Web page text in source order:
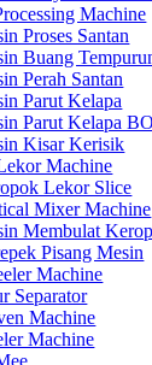
Machine
Proses Santan
Buang
Perah Santan
Parut Kelapa
Parut Kelapa
Kisar Kerisik
Machine
Lekor Slice
Mixer Machine
Membulat
Pisang Mesin
Machine
Separator
Machine
Machine